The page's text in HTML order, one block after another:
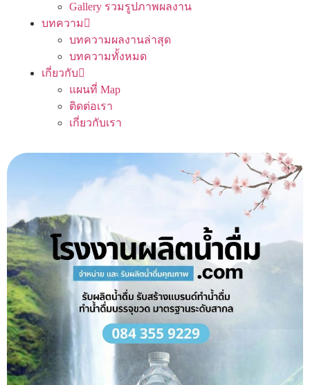
Gallery รวมรูปภาพผลงาน
บทความ
บทความผลงานล่าสุด
บทความทั้งหมด
เกี่ยวกับ
แผนที่ Map
ติดต่อเรา
เกี่ยวกับเรา